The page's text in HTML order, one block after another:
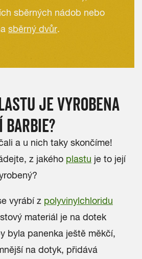
sběrných nádob nebo
sběrný dvůr.
JE VYROBENA
BARBIE?
a u nich taky skončíme!
z jakého plastu je to její
vyrábí z polyvinylchloridu
materiál je na dotek
byla panenka ještě měkčí,
na dotyk, přidává